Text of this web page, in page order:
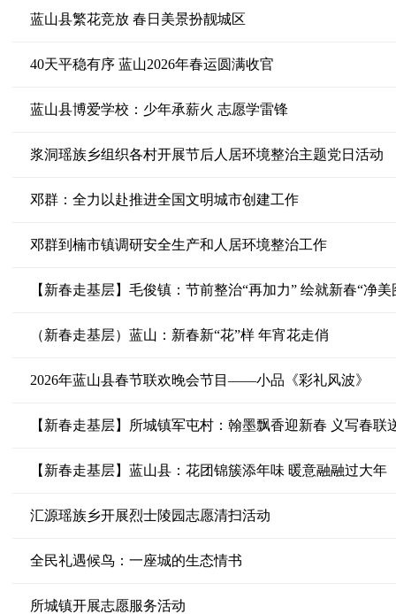
蓝山县繁花竞放 春日美景扮靓城区
40天平稳有序 蓝山2026年春运圆满收官
蓝山县博爱学校：少年承薪火 志愿学雷锋
浆洞瑶族乡组织各村开展节后人居环境整治主题党日活动
邓群：全力以赴推进全国文明城市创建工作
邓群到楠市镇调研安全生产和人居环境整治工作
【新春走基层】毛俊镇：节前整治“再加力” 绘就新春“净美
（新春走基层）蓝山：新春新“花”样 年宵花走俏
2026年蓝山县春节联欢晚会节目——小品《彩礼风波》
【新春走基层】所城镇军屯村：翰墨飘香迎新春 义写春联
【新春走基层】蓝山县：花团锦簇添年味 暖意融融过大年
汇源瑶族乡开展烈士陵园志愿清扫活动
全民礼遇候鸟：一座城的生态情书
所城镇开展志愿服务活动